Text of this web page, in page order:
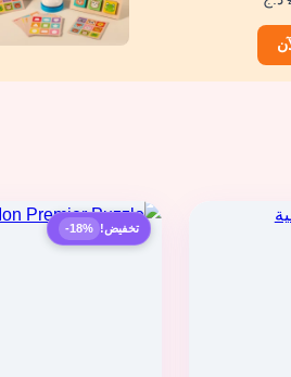
تخفيض! -18%